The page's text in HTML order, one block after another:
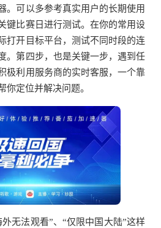
。可以多参考真实用户的长期使用
键比赛日进行测试。在你的常用设
打开目标平台，测试不同时段的连
。第四步，也是关键一步，遇到任
极利用服务商的实时客服，一个靠
你定位并解决问题。
无法观看”、“仅限中国大陆”这样